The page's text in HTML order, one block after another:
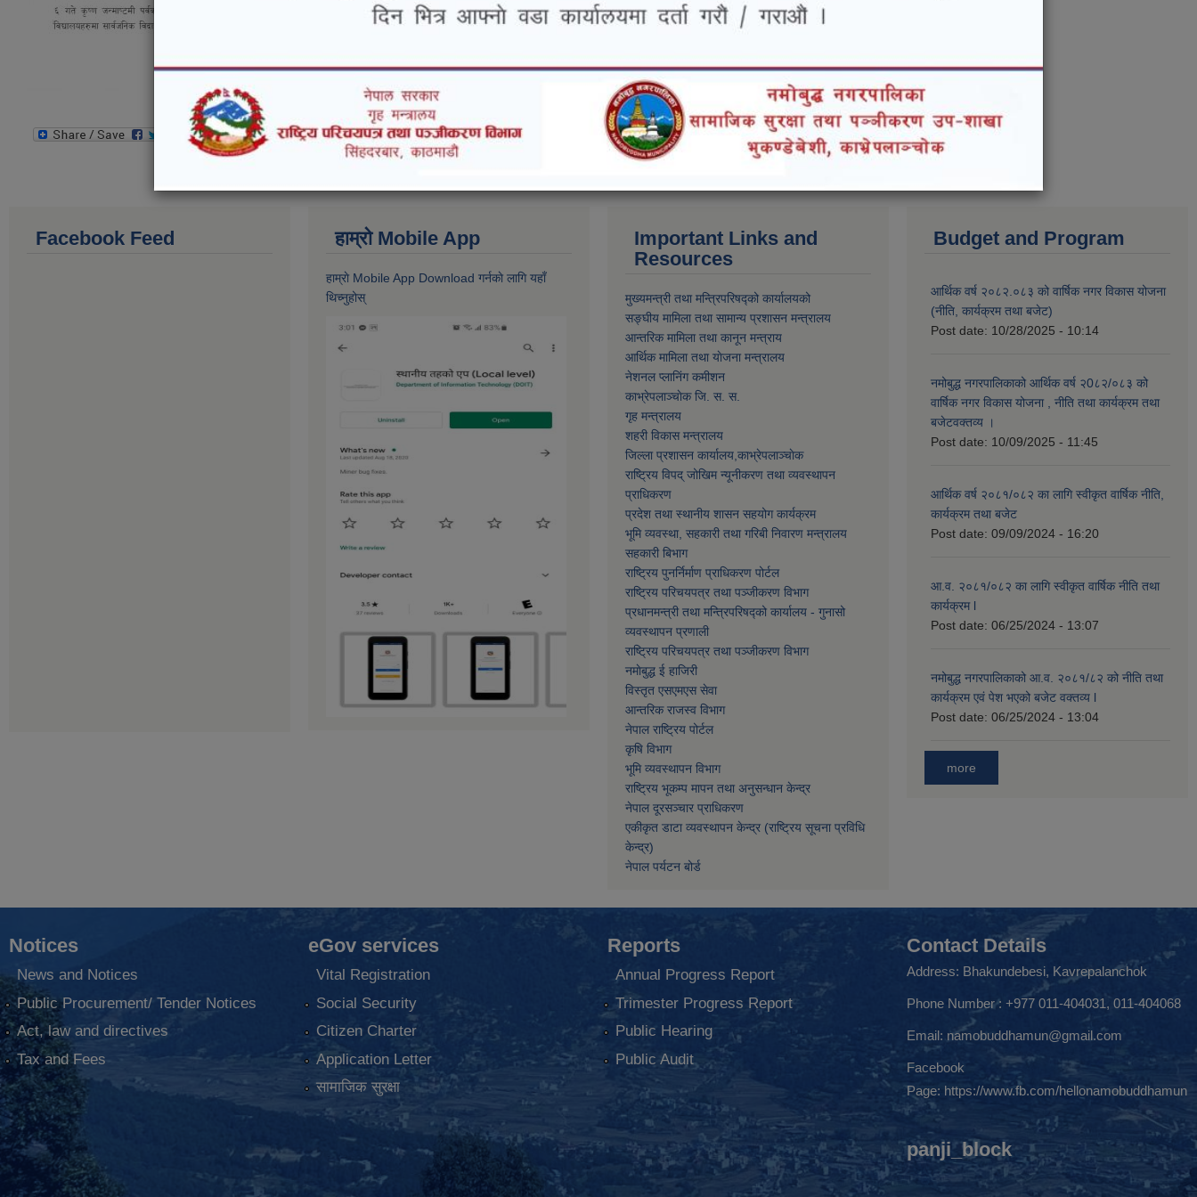
Facebook Feed हाम्राे Mobile App
हाम्राे Mobile App Download गर्नकाे लागि यहाँ
थिच्नुहोस्‌
Important Links and
Resources
मुख्यमन्त्री तथा मन्त्रिपरिषद्को कार्यालयको
सङ्घीय मामिला तथा सामान्य प्रशासन मन्त्रालय
आन्तरिक मामिला तथा कानून मन्त्राय
आर्थिक मामिला तथा याेजना मन्त्रालय
नेशनल प्लानिंग कमीशन
काभ्रेपलाञ्चाेक जि. स. स.
गृह मन्त्रालय
शहरी विकास मन्त्रालय
जिल्ला प्रशासन कार्यालय,काभ्रेपलाञ्चाेक
राष्ट्रिय विपद् जोखिम न्यूनीकरण तथा व्यवस्थापन
प्राधिकरण
प्रदेश तथा स्थानीय शासन सहयोग कार्यक्रम
भूमि व्यवस्था, सहकारी तथा गरिबी निवारण मन्त्रालय
सहकारी बिभाग
राष्ट्रिय पुनर्निर्माण प्राधिकरण पोर्टल
राष्ट्रिय परिचयपत्र तथा पञ्जीकरण विभाग
प्रधानमन्त्री तथा मन्त्रिपरिषद्को कार्यालय - गुनासो
व्यवस्थापन प्रणाली
राष्ट्रिय परिचयपत्र तथा पञ्जीकरण विभाग
नमाेबुद्ध ई हाजिरी
विस्तृत एसएमएस सेवा
आन्तरिक राजस्व विभाग
नेपाल राष्ट्रिय पोर्टल
कृषि विभाग
भूमि व्यवस्थापन विभाग
राष्ट्रिय भूकम्प मापन तथा अनुसन्धान केन्द्र
नेपाल दूरसञ्चार प्राधिकरण
एकीकृत डाटा व्यवस्थापन केन्द्र (राष्ट्रिय सूचना प्रविधि
केन्द्र)
नेपाल पर्यटन बोर्ड
Budget and Program
आर्थिक वर्ष २०८२.०८३ को वार्षिक नगर विकास योजना
(नीति, कार्यक्रम तथा बजेट)
Post date: 10/28/2025 - 10:14
नमोबुद्ध नगरपालिकाको आर्थिक वर्ष २0८२/०८३ को
वार्षिक नगर विकास योजना , नीति तथा कार्यक्रम तथा
बजेटवक्तव्य ।
Post date: 10/09/2025 - 11:45
आर्थिक वर्ष २०८१/०८२ का लागि स्वीकृत वार्षिक नीति,
कार्यक्रम तथा बजेट
Post date: 09/09/2024 - 16:20
आ.व. २०८१/०८२ का लागि स्वीकृत वार्षिक नीति तथा
कार्यक्रम l
Post date: 06/25/2024 - 13:07
नमोबुद्ध नगरपालिकाको आ‍.व. २०८१/८२ को नीति तथा
कार्यक्रम एवं पेश भएको बजेट वक्तव्य l
Post date: 06/25/2024 - 13:04
more
Notices
News and Notices
Public Procurement/ Tender Notices
Act, law and directives
Tax and Fees
eGov services
Vital Registration
Social Security
Citizen Charter
Application Letter
सामाजिक सुरक्षा
Reports
Annual Progress Report
Trimester Progress Report
Public Hearing
Public Audit
Contact Details
Address: Bhakundebesi, Kavrepalanchok
Phone Number : +977 011-404031, 011-404068
Email: namobuddhamun@gmail.com
Facebook
Page: https://www.fb.com/hellonamobuddhamun
panji_block